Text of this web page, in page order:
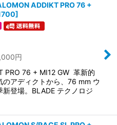
ADDIKT PRO 76 +
]
円
PRO 76 + MI12 GW 革新的
のアディクトから、76 mm ウ
新登場。BLADE テクノロジ